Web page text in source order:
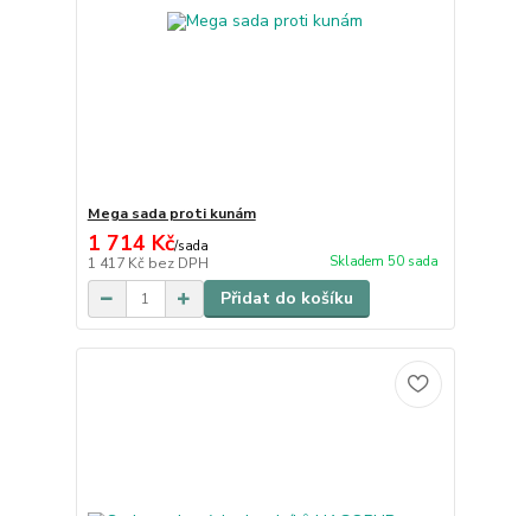
Mega sada proti kunám
1 714 Kč/sada
1 417 Kč bez DPH Skladem 50 sada
Přidat do košíku